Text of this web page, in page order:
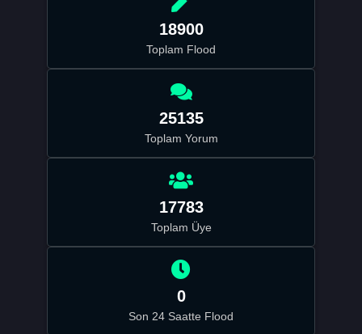
18900
Toplam Flood
25135
Toplam Yorum
17783
Toplam Üye
0
Son 24 Saatte Flood